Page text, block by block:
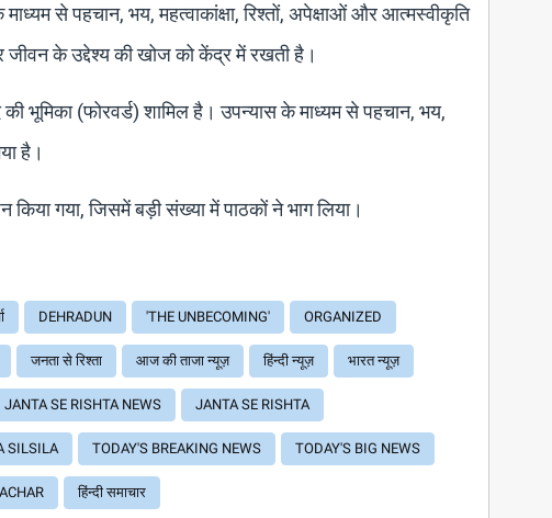
से पहचान, भय, महत्वाकांक्षा, रिश्तों, अपेक्षाओं और आत्मस्वीकृति
के उद्देश्य की खोज को केंद्र में रखती है।
भूमिका (फोरवर्ड) शामिल है। उपन्यास के माध्यम से पहचान, भय,
है।
गया, जिसमें बड़ी संख्या में पाठकों ने भाग लिया।
DEHRADUN 'THE UNBECOMING' ORGANIZED
जनता से रिश्ता आज की ताजा न्यूज़ हिंन्दी न्यूज़ भारत न्यूज़
JANTA SE RISHTA NEWS JANTA SE RISHTA
SILSILA TODAY'S BREAKING NEWS TODAY'S BIG NEWS
हिंन्दी समाचार